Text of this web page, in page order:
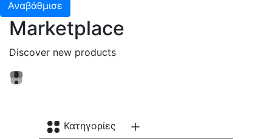
Αναβάθμισε
Marketplace
Discover new products
Κατηγορίες